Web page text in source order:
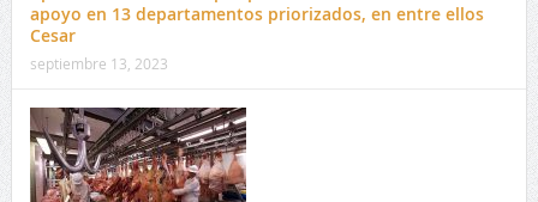
apoyo en 13 departamentos priorizados, en entre ellos
Cesar
septiembre 13, 2023